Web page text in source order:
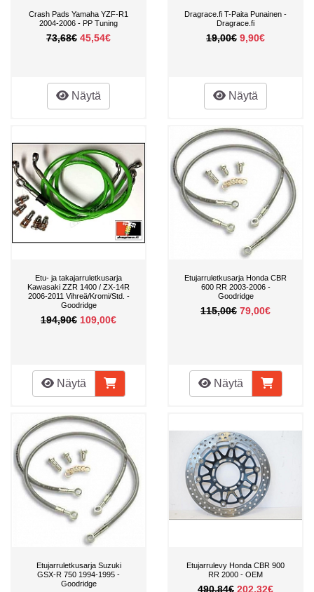
Crash Pads Yamaha YZF-R1
2004-2006 - PP Tuning
73,68€ 45,54€
Näytä
Dragrace.fi T-Paita Punainen -
Dragrace.fi
19,00€ 9,90€
Näytä
Etu- ja takajarruletkusarja
Kawasaki ZZR 1400 / ZX-14R
2006-2011 Vihreä/Kromi/Std. -
Goodridge
194,90€ 109,00€
Näytä
Etujarruletkusarja Honda CBR
600 RR 2003-2006 -
Goodridge
115,00€ 79,00€
Näytä
Etujarruletkusarja Suzuki
GSX-R 750 1994-1995 -
Goodridge
Etujarrulevy Honda CBR 900
RR 2000 - OEM
490,84€ 202,32€